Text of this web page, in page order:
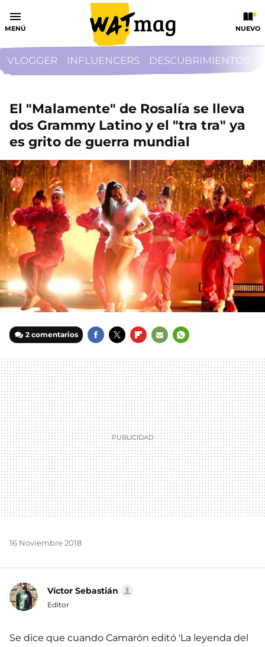
MENÚ NUEVO
VLOGGER INFLUENCERS DESCUBRIMIENTOS
El "Malamente" de Rosalía se lleva
dos Grammy Latino y el "tra tra" ya
es grito de guerra mundial
2 comentarios
MAIL
16 Noviembre 2018
Víctor Sebastián
Editor
Se dice que cuando Camarón editó 'La leyenda del